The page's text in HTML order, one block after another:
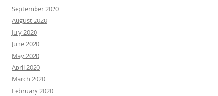
September 2020
August 2020
July 2020
June 2020
May 2020
April 2020
March 2020
February 2020